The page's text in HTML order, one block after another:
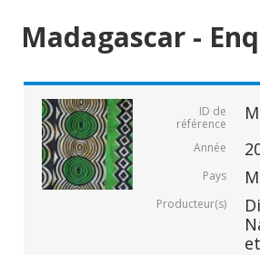
Madagascar -
ID de
référence
Année
Pays
Producteur(s)